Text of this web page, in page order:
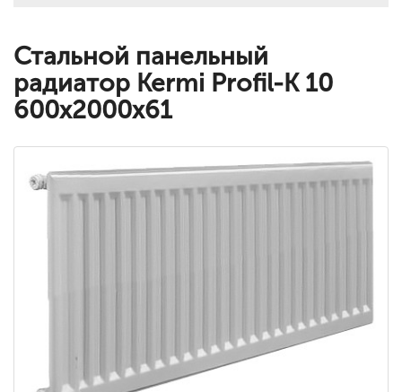
Стальной панельный
радиатор Kermi Profil-K 10
600x2000x61